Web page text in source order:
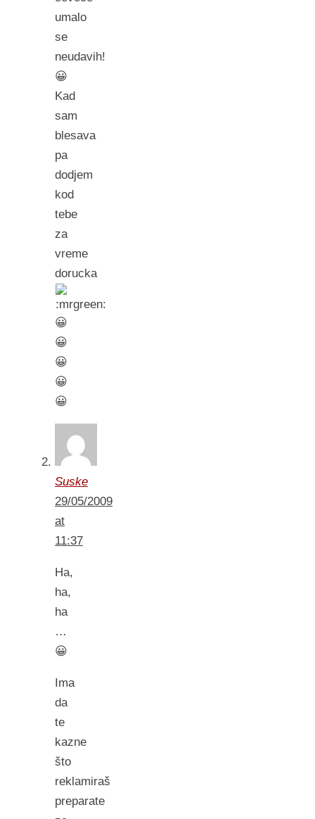
umalo
se
neudavih!
😀
Kad
sam
blesava
pa
dodjem
kod
tebe
za
vreme
dorucka
😀
😀
😀
😀
😀
Suske
29/05/2009
at
11:37
Ha,
ha,
ha
…
😀
Ima
da
te
kazne
što
reklamiraš
preparate